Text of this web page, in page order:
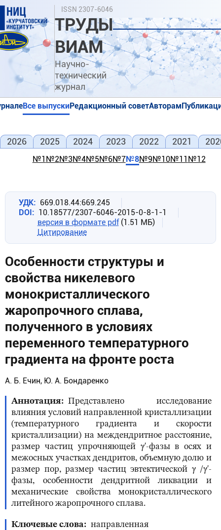
Перейти
основному
содержанию
ISSN 2307-6046
ТРУДЫ
ВИАМ
Научно-
технический
журнал
Поиск
Все выпускиРедакционный советАвторам
2026 2025 2024 2023 2022 2021
№1 №2№3№4№5№6№7№8№9№10№11 №12
УДК
669.018.44:669.245
DOI
10.18577/2307-6046-2015-0-8-1-1
версия в формате pdf (1.51 МБ)
Цитирование
Особенности структуры и
свойства никелевого
монокристаллического
жаропрочного сплава,
полученного в условиях
переменного температурного
градиента на фронте роста
А. Б. Ечин, Ю. А. Бондаренко
Аннотация
Представлено исследование
влияния условий направленной кристаллизации
(температурного градиента и скорости
кристаллизации) на междендритное расстояние,
размер частиц упрочняющей γ'-фазы в осях и
межосных участках дендритов, объемную долю и
размер пор, размер частиц эвтектической γ /γ'-
фазы, особенности дендритной ликвации и
механические свойства монокристаллического
литейного жаропрочного сплава.
Ключевые слова
направленная